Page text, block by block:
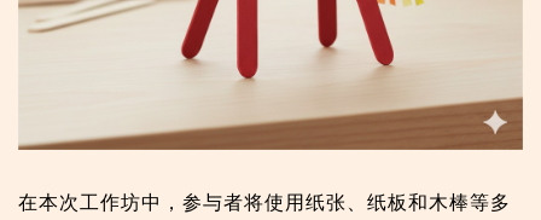
在本次工作坊中，参与者将使用纸张、纸板和木棒等多